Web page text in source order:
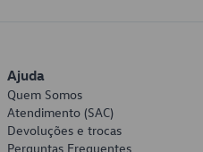
Ajuda
Quem Somos
Atendimento (SAC)
Devoluções e trocas
Perguntas Frequentes